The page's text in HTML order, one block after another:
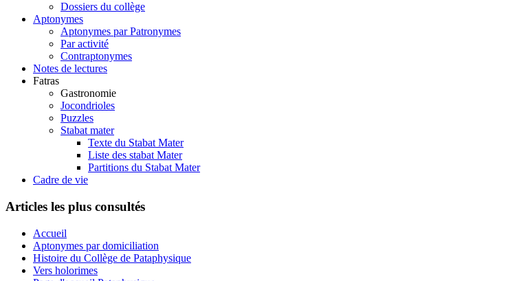
Dossiers du collège
Aptonymes
Aptonymes par Patronymes
Par activité
Contraptonymes
Notes de lectures
Fatras
Gastronomie
Jocondrioles
Puzzles
Stabat mater
Texte du Stabat Mater
Liste des stabat Mater
Partitions du Stabat Mater
Cadre de vie
Articles les plus consultés
Accueil
Aptonymes par domiciliation
Histoire du Collège de Pataphysique
Vers holorimes